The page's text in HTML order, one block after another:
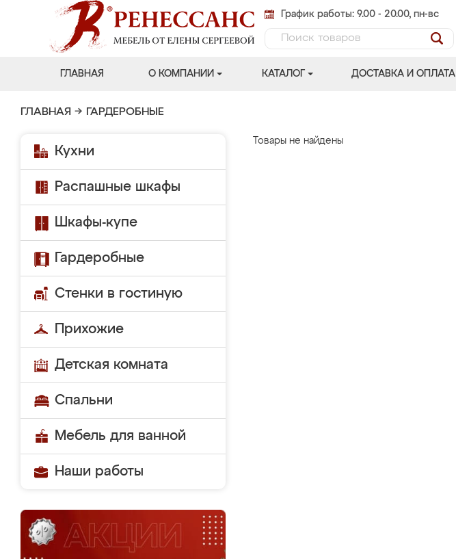
График работы: 9.00 - 20.00, пн-вс
ГЛАВНАЯ О КОМПАНИИ КАТАЛОГ ДОСТАВКА И ОПЛАТА
ГЛАВНАЯ → ГАРДЕРОБНЫЕ
Кухни
Распашные шкафы
Шкафы-купе
Гардеробные
Стенки в гостиную
Прихожие
Детская комната
Спальни
Мебель для ванной
Наши работы
Товары не найдены